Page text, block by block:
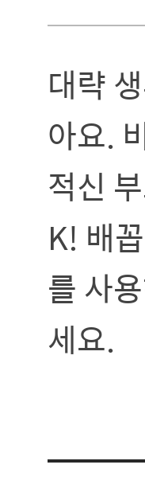
대략
아요.
적신
K! 배
를 사
세요.